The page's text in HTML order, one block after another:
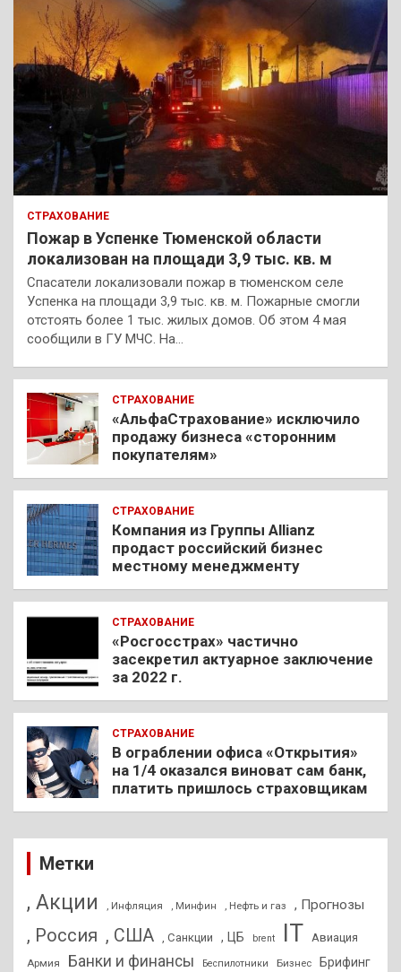
СТРАХОВАНИЕ
Пожар в Успенке Тюменской области
локализован на площади 3,9 тыс. кв. м
Спасатели локализовали пожар в тюменском селе
Успенка на площади 3,9 тыс. кв. м. Пожарные смогли
отстоять более 1 тыс. жилых домов. Об этом 4 мая
сообщили в ГУ МЧС. На…
СТРАХОВАНИЕ
«АльфаСтрахование» исключило
продажу бизнеса «сторонним
покупателям»
СТРАХОВАНИЕ
Компания из Группы Allianz
продаст российский бизнес
местному менеджменту
СТРАХОВАНИЕ
«Росгосстрах» частично
засекретил актуарное заключение
за 2022 г.
СТРАХОВАНИЕ
В ограблении офиса «Открытия»
на 1/4 оказался виноват сам банк,
платить пришлось страховщикам
Метки
, Акции , Инфляция , Минфин , Нефть и газ , Прогнозы
, Россия , США , Санкции , ЦБ brent IT Авиация
Армия Банки и финансы Беспилотники Бизнес
Брифинг